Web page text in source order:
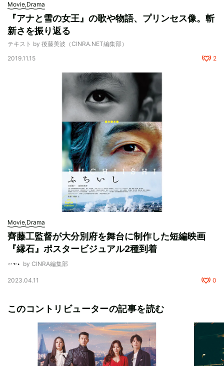
Movie,Drama
『アナと雪の女王』の歌や物語、プリンセス像。斬
新さを振り返る
テキスト by 後藤美波（CINRA.NET編集部）
2019.11.15
2
Movie,Drama
⿑藤⼯監督が大分別府を舞台に制作した短編映画
『縁石』ポスタービジュアル2種到着
by CINRA編集部
2023.04.11 0
このコントリビューターの記事を読む